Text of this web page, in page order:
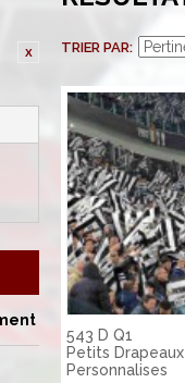
TRIER PAR
543 D Q1
Petits
Personnalises